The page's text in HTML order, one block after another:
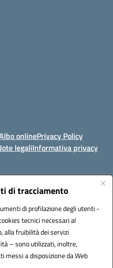
di tracciamento
di profilazione degli utenti -
tecnici necessari al
alla fruibilità dei servizi
– sono utilizzati, inoltre,
a disposizione da Web
onlinePrivacy Policy
legaliInformativa privacy
ceic8a000n@pec.istruzione.it